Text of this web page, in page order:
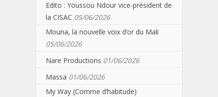
Edito : Youssou Ndour vice-président de
la CISAC 05/06/2026
Mouna, la nouvelle voix d’or du Mali
05/06/2026
Nare Productions 01/06/2026
Massa 01/06/2026
My Way (Comme d’habitude)